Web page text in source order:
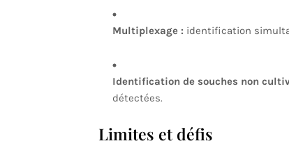
Multiplexage : identification
Identification de souches non
détectées.
Limites et défis